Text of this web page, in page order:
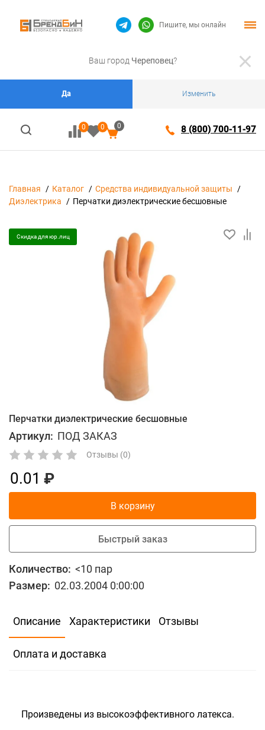
Ваш город Череповец?
Да Изменить
0 0 0 8 (800) 700-11-97
Пишите, мы онлайн
Главная Каталог
Средства индивидуальной защиты
Диэлектрика
Перчатки диэлектрические бесшовные
Скидка для юр.лиц
Перчатки диэлектрические бесшовные
Артикул: ПОД ЗАКАЗ
Отзывы (0)
0.01
В корзину
Быстрый заказ
Количество: <10 пар
Размер: 02.03.2004 0:00:00
0.01 Скидка для юр.лиц
Описание Характеристики Отзывы
Оплата и доставка
Произведены из высокоэффективного латекса.